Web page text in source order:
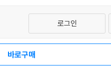
바로구매
로그인
고객센터 1544-3800 티켓